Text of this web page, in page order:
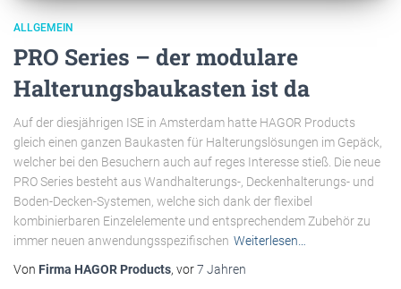
ALLGEMEIN
PRO Series – der modulare
Halterungsbaukasten ist da
Auf der diesjährigen ISE in Amsterdam hatte HAGOR Products
gleich einen ganzen Baukasten für Halterungslösungen im Gepäck,
welcher bei den Besuchern auch auf reges Interesse stieß. Die neue
PRO Series besteht aus Wandhalterungs-, Deckenhalterungs- und
Boden-Decken-Systemen, welche sich dank der flexibel
kombinierbaren Einzelelemente und entsprechendem Zubehör zu
immer neuen anwendungsspezifischen Weiterlesen…
Von Firma HAGOR Products, vor7 Jahren